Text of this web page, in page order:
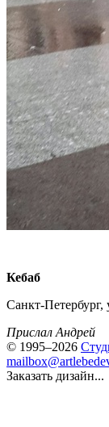
Кебаб
Санкт-Петербург,
Прислал Андрей
© 1995–2026
Заказать дизайн...